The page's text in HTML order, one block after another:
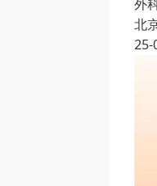
外
北
25-